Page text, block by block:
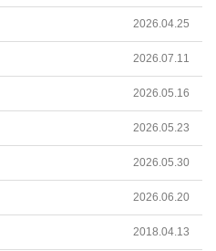
2026.04.25
2026.07.11
2026.05.16
2026.05.23
2026.05.30
2026.06.20
2018.04.13